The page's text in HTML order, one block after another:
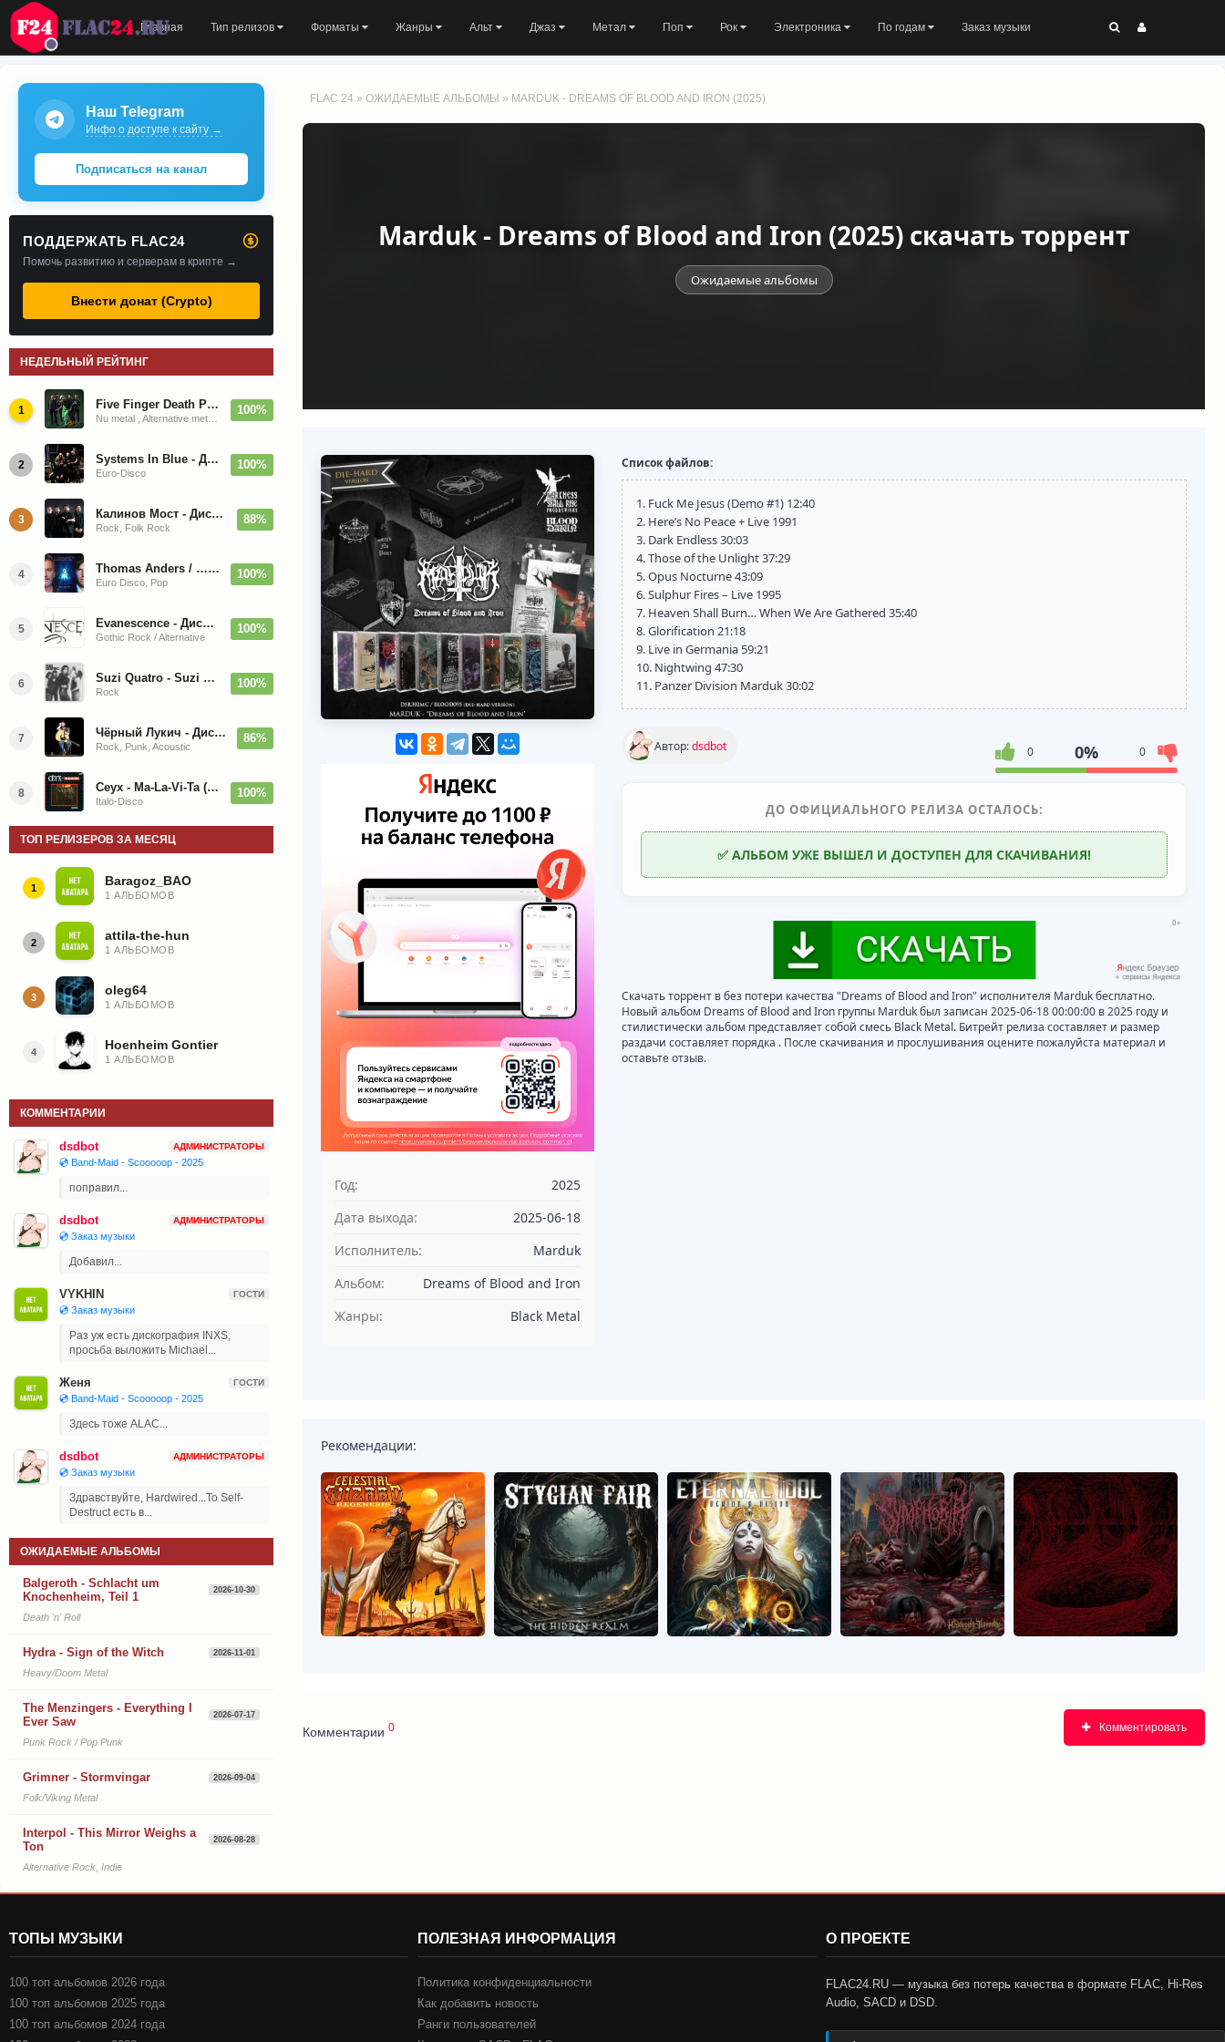
Главная Тип релизов Форматы Жанры Альт Джаз Метал Поп Рок Электроника По годам Заказ музыки
FLAC 24 » ОЖИДАЕМЫЕ АЛЬБОМЫ » MARDUK - DREAMS OF BLOOD AND IRON (2025)
Marduk - Dreams of Blood and Iron (2025) скачать торрент
Ожидаемые альбомы
Год:
2025
Дата выхода:
2025-06-18
Исполнитель:
Marduk
Альбом:
Dreams of Blood and Iron
Жанры:
Black Metal
Список файлов:
1. Fuck Me Jesus (Demo #1) 12:40
2. Here’s No Peace + Live 1991
3. Dark Endless 30:03
4. Those of the Unlight 37:29
5. Opus Nocturne 43:09
6. Sulphur Fires – Live 1995
7. Heaven Shall Burn… When We Are Gathered 35:40
8. Glorification 21:18
9. Live in Germania 59:21
10. Nightwing 47:30
11. Panzer Division Marduk 30:02
Автор:dsdbot 0 0% 0
ДО ОФИЦИАЛЬНОГО РЕЛИЗА ОСТАЛОСЬ:
✅ АЛЬБОМ УЖЕ ВЫШЕЛ И ДОСТУПЕН ДЛЯ СКАЧИВАНИЯ!
Скачать торрент в без потери качества "Dreams of Blood and Iron" исполнителя Marduk бесплатно.
Новый альбом Dreams of Blood and Iron группы Marduk был записан 2025-06-18 00:00:00 в 2025 году и
стилистически альбом представляет собой смесь Black Metal. Битрейт релиза составляет и размер
раздачи составляет порядка . После скачивания и прослушивания оцените пожалуйста материал и
оставьте отзыв.
Рекомендации:
Комментарии 0 Комментировать
Наш Telegram
Инфо о доступе к сайту →
Подписаться на канал
ПОДДЕРЖАТЬ FLAC24
Помочь развитию и серверам в крипте →
Внести донат (Crypto)
НЕДЕЛЬНЫЙ РЕЙТИНГ
1 Five Finger Death Punch - Дискография (2008-2026) 100%
2 Systems In Blue - Дискография (2020-2026)
Euro-Disco
100%
3 Калинов Мост - Дискография (1986-2026)
Rock, Folk Rock
88%
4 Thomas Anders / … Sings Modern Talking: The Best hi-res
Euro Disco, Pop
100%
5 Evanescence - Дискография (1998-2026)
Gothic Rock / Alternative
100%
6 Suzi Quatro - Suzi Quatro (Bonus Tracks, Remaster) 1973/2022
Rock
100%
7 Чёрный Лукич - Дискография (1987-2014)
Rock, Punk, Acoustic
86%
8 Ceyx - Ma-La-Vi-Ta (12'' Maxi-Single)
Italo-Disco
100%
ТОП РЕЛИЗЕРОВ ЗА МЕСЯЦ
1 Baragoz_BAO
1 АЛЬБОМОВ
2 attila-the-hun
1 АЛЬБОМОВ
3 oleg64
1 АЛЬБОМОВ
4 Hoenheim Gontier
1 АЛЬБОМОВ
КОММЕНТАРИИ
dsdbot АДМИНИСТРАТОРЫ
💿 Band-Maid - Scooooop - 2025
поправил...
dsdbot АДМИНИСТРАТОРЫ
💿 Заказ музыки
Добавил...
VYKHIN ГОСТИ
💿 Заказ музыки
Раз уж есть дискография INXS,
просьба выложить Michael...
Женя ГОСТИ
💿 Band-Maid - Scooooop - 2025
Здесь тоже ALAC...
dsdbot АДМИНИСТРАТОРЫ
💿 Заказ музыки
Здравствуйте, Hardwired...To Self-
Destruct есть в...
ОЖИДАЕМЫЕ АЛЬБОМЫ
Balgeroth - Schlacht um
Knochenheim, Teil 1
2026-10-30
Death 'n' Roll
Hydra - Sign of the Witch 2026-11-01
Heavy/Doom Metal
The Menzingers - Everything I
Ever Saw
2026-07-17
Punk Rock / Pop Punk
Grimner - Stormvingar 2026-09-04
Folk/Viking Metal
Interpol - This Mirror Weighs a
Ton
2026-08-28
Alternative Rock, Indie
ТОПЫ МУЗЫКИ
100 топ альбомов 2026 года
100 топ альбомов 2025 года
100 топ альбомов 2024 года
ПОЛЕЗНАЯ ИНФОРМАЦИЯ
Политика конфиденциальности
Как добавить новость
Ранги пользователей
О ПРОЕКТЕ
FLAC24.RU — музыка без потерь качества в формате FLAC, Hi-Res
Audio, SACD и DSD.